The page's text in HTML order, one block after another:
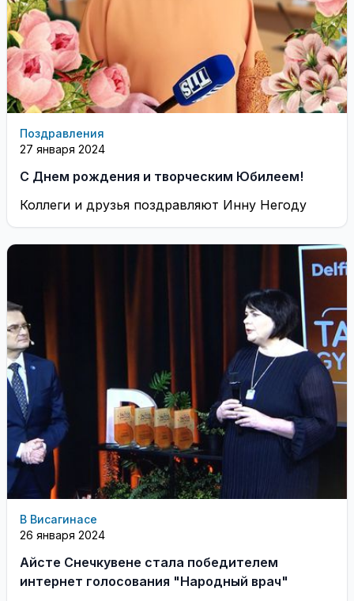
Поздравления
27 января 2024
С Днем рождения и творческим Юбилеем!
Коллеги и друзья поздравляют Инну Негоду
В Висагинасе
26 января 2024
Айсте Снечкувене стала победителем
интернет голосования "Народный врач"